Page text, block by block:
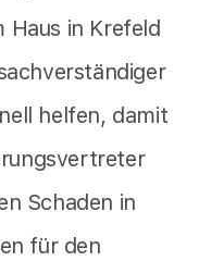
Haus in Krefeld
helfen, damit
Schaden in
für den